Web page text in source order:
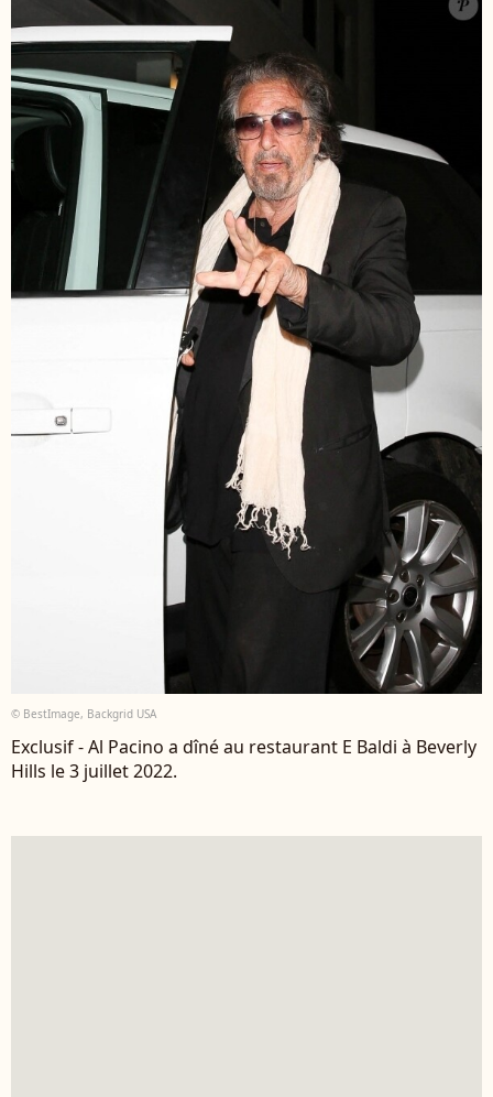
© BestImage, Backgrid USA
Exclusif - Al Pacino a dîné au restaurant E Baldi à Beverly
Hills le 3 juillet 2022.